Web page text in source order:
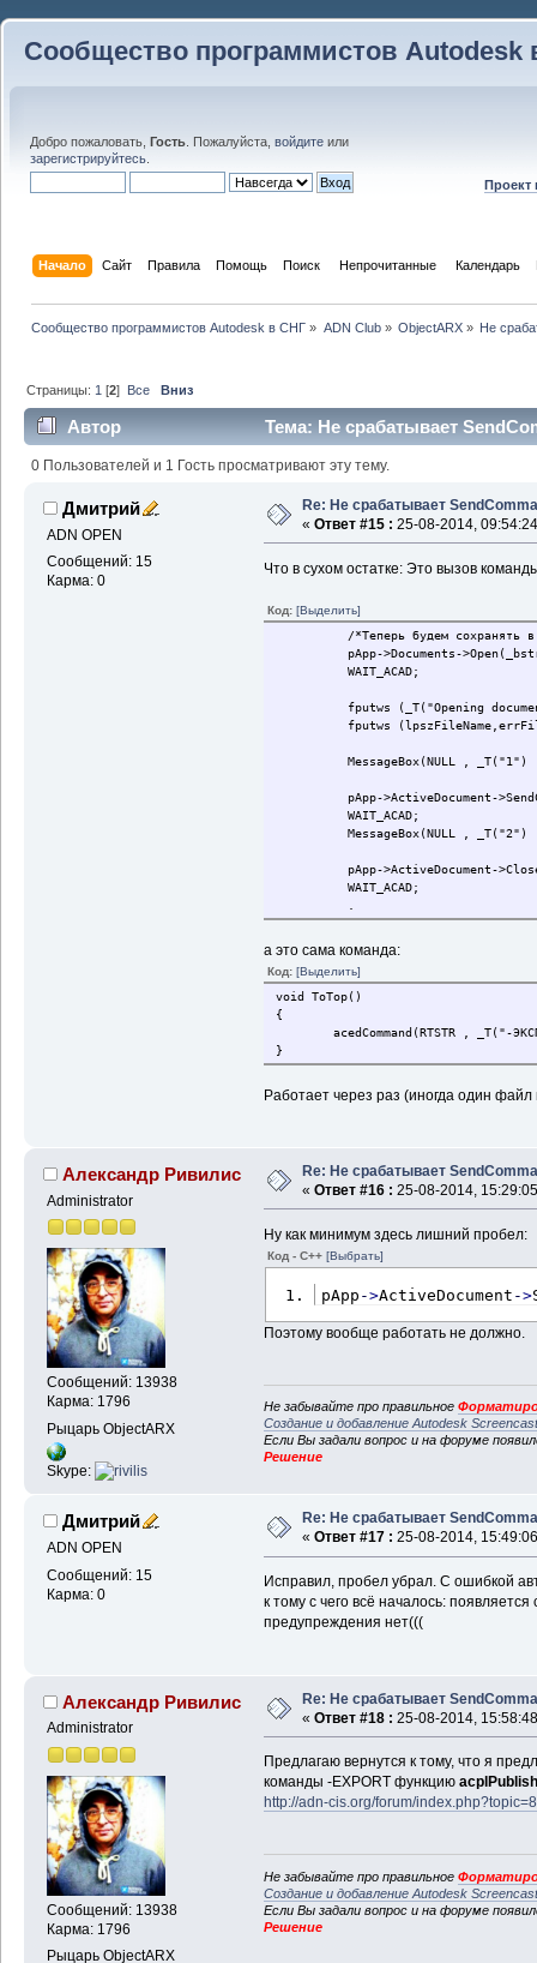
Сообщество программистов Autodesk
Добро пожаловать, Гость . Пожалуйста, войдите или
зарегистрируйтесь
Проект
Начало Сайт Правила Помощь Поиск Непрочитанные Календарь
Сообщество программистов Autodesk в СНГ » ADN Club» ObjectARX» Не
Страницы: 1 [2] Все Вниз
Автор Тема: Не срабатывает
0 Пользователей и 1 Гость просматривают эту тему.
Дмитрий
ADN OPEN
Сообщений: 15
Карма: 0
Re: Не срабатывает
« Ответ #15 : 25-08-2014,
Что в сухом остатке: Это вызов
Код: [Выделить]
/*Теперь будем сохранять в
pApp->Documents-
WAIT_ACAD;
fputws (_T("Opening
fputws
MessageBox(NULL , _T("1")
pApp->ActiveDocument-
WAIT_ACAD;
MessageBox(NULL , _T("2")
pApp->ActiveDocument-
WAIT_ACAD;
.
а это сама команда:
Код: [Выделить]
void ToTop()
{
acedCommand(RTSTR , _T("-
}
Работает через раз (иногда один файл
Александр Ривилис
Administrator
Сообщений: 13938
Карма: 1796
Рыцарь ObjectARX
Skype:
Re: Не срабатывает
« Ответ #16 : 25-08-2014,
Ну как минимум здесь лишний пробел:
Код - C++ [Выбрать]
pApp ->ActiveDocument ->
Поэтому вообще работать не должно.
Не забывайте про правильное
Создание и добавление Autodesk
Если Вы задали вопрос и на форуме
Решение
Дмитрий
ADN OPEN
Сообщений: 15
Карма: 0
Re: Не срабатывает
« Ответ #17 : 25-08-2014,
Исправил, пробел убрал. С ошибкой
к тому с чего всё началось:
предупреждения нет(((
Александр Ривилис
Administrator
Сообщений: 13938
Карма: 1796
Рыцарь ObjectARX
Re: Не срабатывает
« Ответ #18 : 25-08-2014,
Предлагаю вернутся к тому, что я
команды -EXPORT функцию
http://adn-cis.org/forum/
Не забывайте про правильное
Создание и добавление Autodesk
Если Вы задали вопрос и на форуме
Решение